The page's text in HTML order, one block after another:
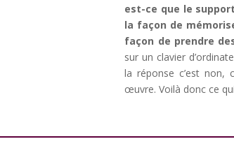
est-ce que le
la façon de
façon de prendre
sur un clavier
la réponse c’est
œuvre. Voilà donc ce